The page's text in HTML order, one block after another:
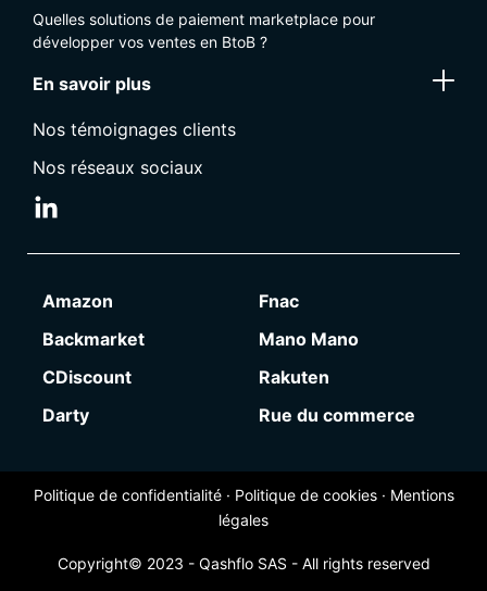
Quelles solutions de paiement marketplace pour
développer vos ventes en BtoB ?
En savoir plus
Nos témoignages clients
Nos réseaux sociaux
Amazon
Fnac
Backmarket
Mano Mano
CDiscount
Rakuten
Darty
Rue du commerce
Politique de confidentialité· Politique de cookies· Mentions
légales
Copyright© 2023 - Qashflo SAS - All rights reserved